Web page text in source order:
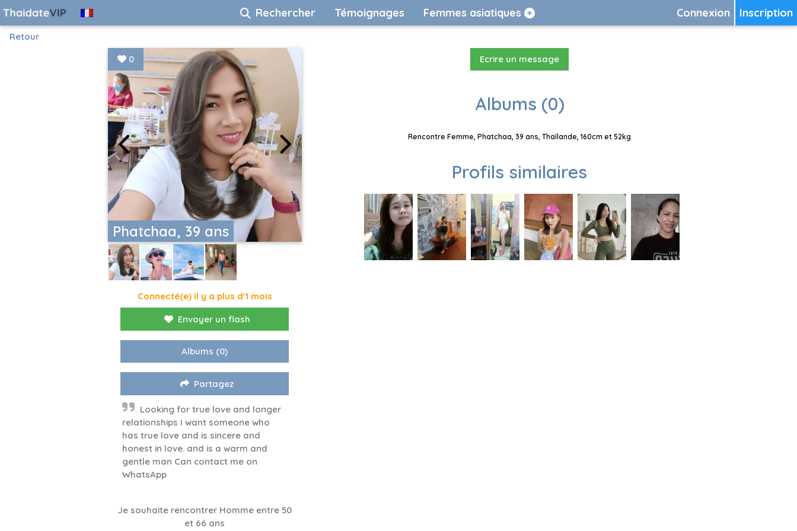
Inscription
Connexion
Rechercher Témoignages Femmes asiatiques
Retour
Phatchaa, 39 ans
0
Connecté(e) il y a plus d'1 mois
Envoyer un flash
Albums (0)
Partagez
Looking for true love and longer
relationships I want someone who
has true love and is sincere and
honest in love. and is a warm and
gentle man Can contact me on
WhatsApp
Je souhaite rencontrer Homme entre 50
et 66 ans
Ecrire un message
Albums (0)
Rencontre Femme, Phatchaa, 39 ans, Thaïlande, 160cm et 52kg
Profils similaires